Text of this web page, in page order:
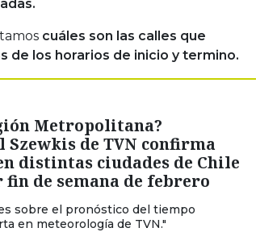
cuáles son las calles que
de los horarios de inicio y termino.
Metropolitana?
Szewkis de TVN confirma
distintas ciudades de Chile
de semana de febrero
sobre el pronóstico del tiempo
en meteorología de TVN."